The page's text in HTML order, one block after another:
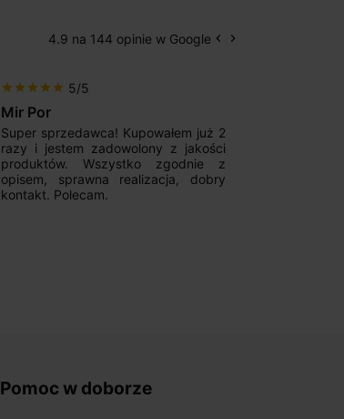
4.9 na 144 opinie w Google Poprzedni
keyboard_arrow_left Następny
keyboard_arrow_right
star star star star star 5/5
Mir Por
Super sprzedawca! Kupowałem już 2
razy i jestem zadowolony z jakości
produktów. Wszystko zgodnie z
opisem, sprawna realizacja, dobry
kontakt. Polecam.
Pomoc w doborze